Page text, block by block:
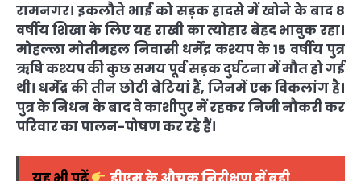
रामनगर। इकलौते भाई को सड़क हादसे में खोने के बाद 8
वर्षीय शिखा के लिए यह राखी का त्योहार बेहद भावुक रहा।
मोहल्ला मोतीमहल निवासी धर्मेंद्र कश्यप के 15 वर्षीय पुत्र
ऋषि कश्यप की कुछ समय पूर्व सड़क दुर्घटना में मौत हो गई
थी। धर्मेंद्र की तीन छोटी बेटियां हैं, जिनमें एक विकलांग है।
पुत्र के निधन के बाद वे काशीपुर में रहकर निजी नौकरी कर
परिवार का पालन-पोषण कर रहे हैं।